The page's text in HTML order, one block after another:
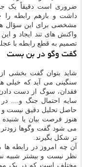
ضروری است دقیقاً یک
داشت و بازهم رابطه را
مشخصی برای این سؤال
واکنش های تند ایجاد و
تصمیم به قطع رابطه با
گفت وگو در بن بست
شاید بتوان گفت بخشی از
سنگینی می آید که خیلی
فقدان، سوگ از دست دادن
سایه احتمال جنگ و....
حاصل تحلیل دقیق نیست و
هنوز فرصت بیان یا
می شود گفت وگوها
تر شکل بگیرند.
آن چه امروز در رابطه
نظر نیست و بیشتر شبیه
مختلف است که در یک